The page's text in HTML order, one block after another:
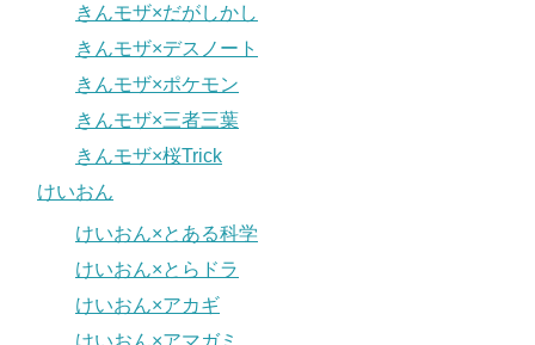
きんモザ×だがしかし
きんモザ×デスノート
きんモザ×ポケモン
きんモザ×三者三葉
きんモザ×桜Trick
けいおん
けいおん×とある科学
けいおん×とらドラ
けいおん×アカギ